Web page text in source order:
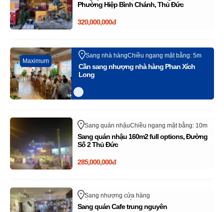
trên sangnhanh.com (Vui lòng bỏ qua tin rao
này)
Phường Hiệp Bình Chánh, Thủ Đức
320,000,000đ
Maximum
Sang nhà hàngChiều ngang mặt bằng: 5m
Phan Xích Long
Quận Phú NhuậnHồ Chí Minh
Cần sang nhượng nhà hàng Phan Xích
Long
Sang quán nhậuChiều ngang mặt bằng: 10m
Quận Thủ Đức - TP Thủ Đức Hồ Chí Minh
Sang quán nhậu 160m2 full options, Đường
Số 2 Thủ Đức
285,000,000đ
Sang nhượng cửa hàng
Chiều ngang mặt bằng: 7m
Lê Thị Hà
Huyện Hóc MônHồ Chí Minh
Sang quán Cafe trung nguyên